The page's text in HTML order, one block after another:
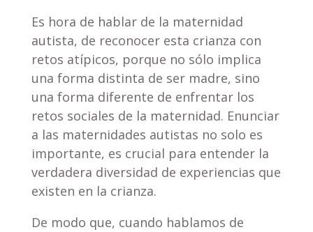
Es hora de hablar de la maternidad
autista, de reconocer esta crianza con
retos atípicos, porque no sólo implica
una forma distinta de ser madre, sino
una forma diferente de enfrentar los
retos sociales de la maternidad. Enunciar
a las maternidades autistas no solo es
importante, es crucial para entender la
verdadera diversidad de experiencias que
existen en la crianza.
De modo que, cuando hablamos de